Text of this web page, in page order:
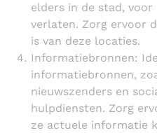
elders in de stad,
verlaten. Zorg ervoor
is van deze locaties.
Informatiebronnen:
informatiebronnen,
nieuwszenders en
hulpdiensten. Zorg
ze actuele informatie